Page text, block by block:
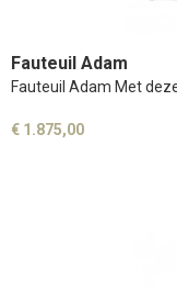
Fauteuil Adam
Fauteuil Adam Met
€ 1.875,00